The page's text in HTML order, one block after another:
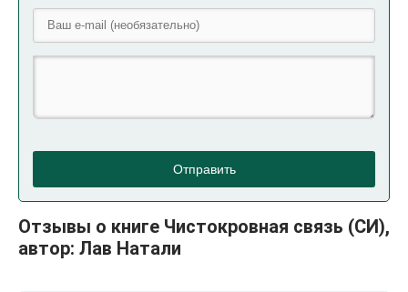
Отправить
Отзывы о книге Чистокровная связь (СИ),
автор: Лав Натали